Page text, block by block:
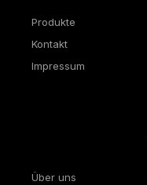
Produkte
Kontakt
Impressum
Über uns